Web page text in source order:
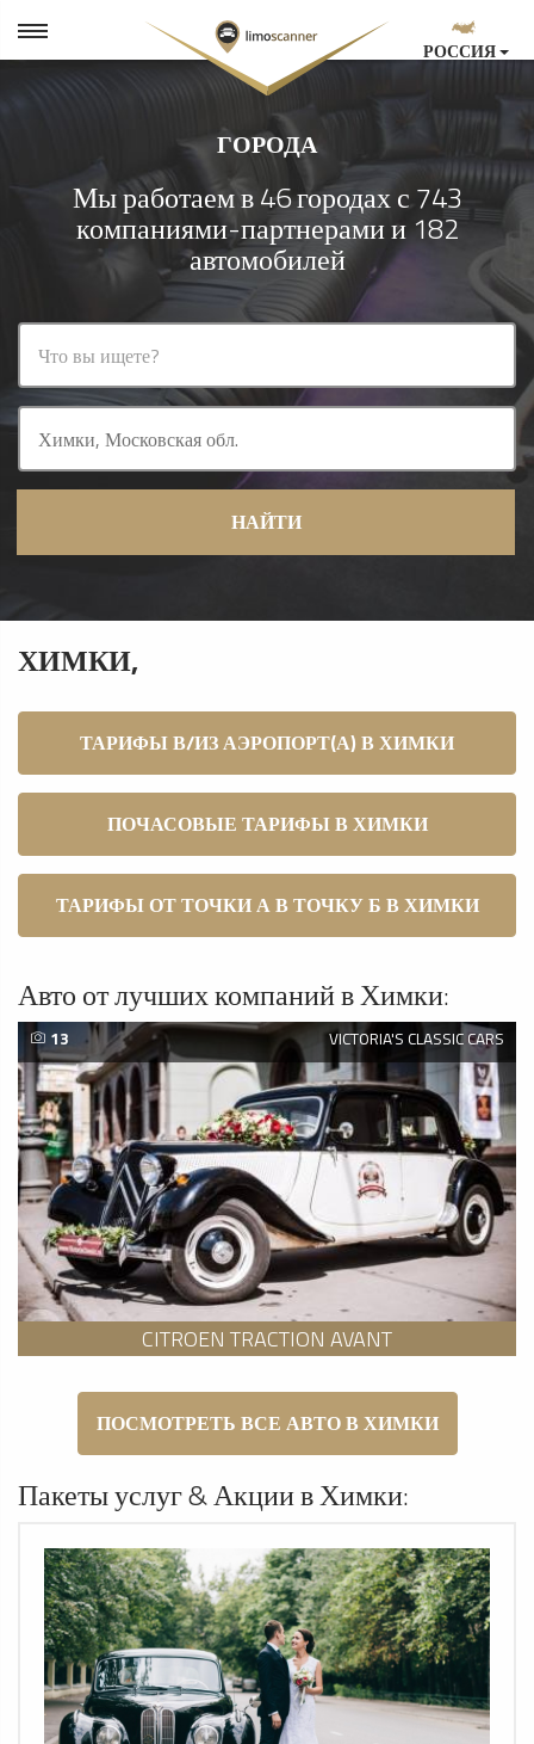
РОССИЯ
ГОРОДА
Мы работаем в 46 городах с 743
компаниями-партнерами и 182
автомобилей
НАЙТИ
ХИМКИ,
ТАРИФЫ В/ИЗ АЭРОПОРТ(А) В ХИМКИ
ПОЧАСОВЫЕ ТАРИФЫ В ХИМКИ
ТАРИФЫ ОТ ТОЧКИ А В ТОЧКУ Б В ХИМКИ
Авто от лучших компаний в Химки:
13 VICTORIA'S CLASSIC CARS
CITROEN TRACTION AVANT
ПОСМОТРЕТЬ ВСЕ АВТО В ХИМКИ
Пакеты услуг & Акции в Химки: